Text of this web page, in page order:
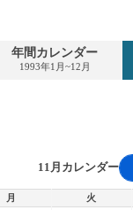
年間カレンダー
1993年1月~12月
11月カレンダー
月 火